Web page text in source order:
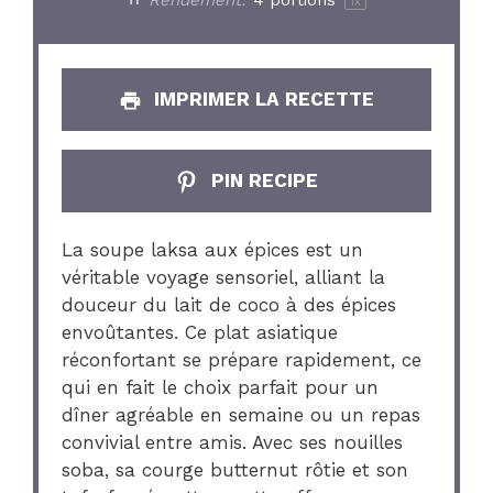
IMPRIMER LA RECETTE
PIN RECIPE
La soupe laksa aux épices est un
véritable voyage sensoriel, alliant la
douceur du lait de coco à des épices
envoûtantes. Ce plat asiatique
réconfortant se prépare rapidement, ce
qui en fait le choix parfait pour un
dîner agréable en semaine ou un repas
convivial entre amis. Avec ses nouilles
soba, sa courge butternut rôtie et son